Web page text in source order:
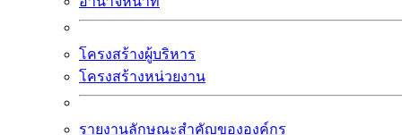
โครงสร้างผู้บริหาร
โครงสร้างหน่วยงาน
รายงานลักษณะสำคัญขององค์กร